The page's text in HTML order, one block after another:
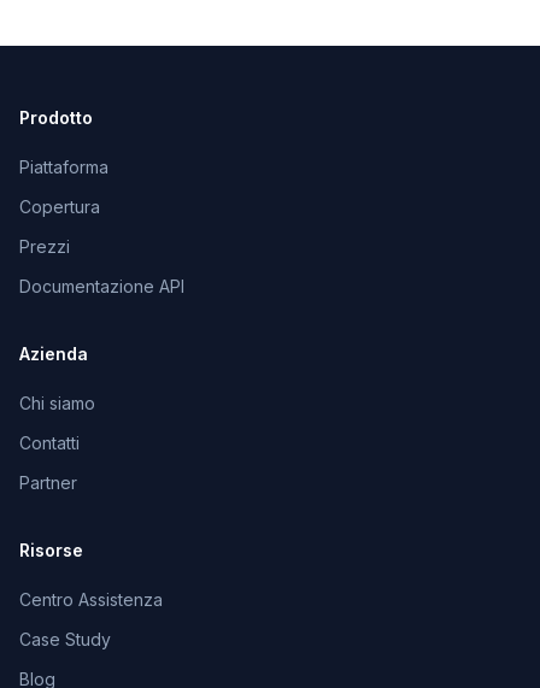
Prodotto
Piattaforma
Copertura
Prezzi
Documentazione API
Azienda
Chi siamo
Contatti
Partner
Risorse
Centro Assistenza
Case Study
Blog